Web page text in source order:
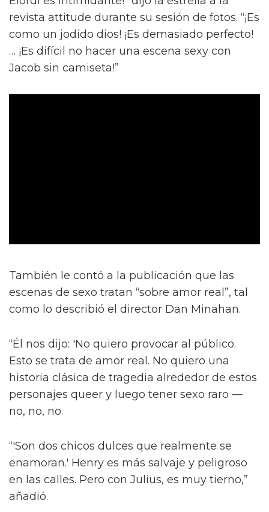
revista attitude durante su sesión de fotos. “¡Es
como un jodido dios! ¡Es demasiado perfecto!
… ¡Es difícil no hacer una escena sexy con
Jacob sin camiseta!”
También le contó a la publicación que las
escenas de sexo tratan “sobre amor real”, tal
como lo describió el director Dan Minahan.
“Él nos dijo: 'No quiero provocar al público.
Esto se trata de amor real. No quiero una
historia clásica de tragedia alrededor de estos
personajes queer y luego tener sexo raro —
no, no, no.
“'Son dos chicos dulces que realmente se
enamoran.' Henry es más salvaje y peligroso
en las calles. Pero con Julius, es muy tierno,”
añadió.